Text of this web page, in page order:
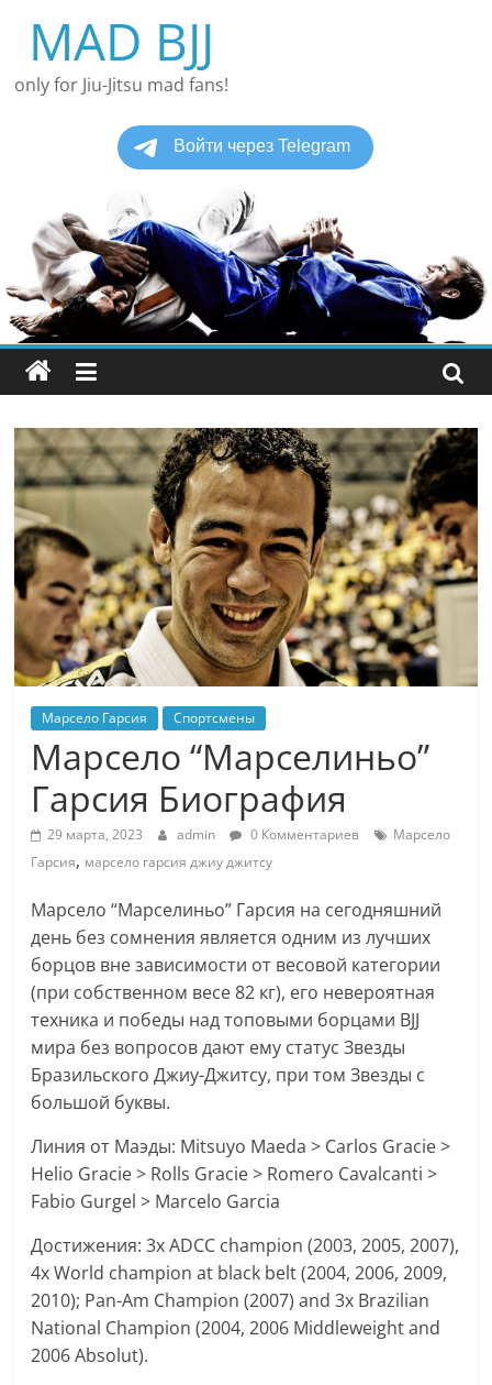
содержимому
MAD BJJ
only for Jiu-Jitsu mad fans!
Марсело Гарсия Спортсмены
Марсело “Марселиньо”
Гарсия Биография
29 марта, 2023 admin 0 Комментариев
Марсело
Гарсия, марсело гарсия джиу джитсу
Марсело “Марселиньо” Гарсия на сегодняшний
день без сомнения является одним из лучших
борцов вне зависимости от весовой категории
(при собственном весе 82 кг), его невероятная
техника и победы над топовыми борцами BJJ
мира без вопросов дают ему статус Звезды
Бразильского Джиу-Джитсу, при том Звезды с
большой буквы.
Линия от Маэды: Mitsuyo Maeda > Carlos Gracie >
Helio Gracie > Rolls Gracie > Romero Cavalcanti >
Fabio Gurgel > Marcelo Garcia
Достижения: 3x ADCC champion (2003, 2005, 2007),
4x World champion at black belt (2004, 2006, 2009,
2010); Pan-Am Champion (2007) and 3x Brazilian
National Champion (2004, 2006 Middleweight and
2006 Absolut).